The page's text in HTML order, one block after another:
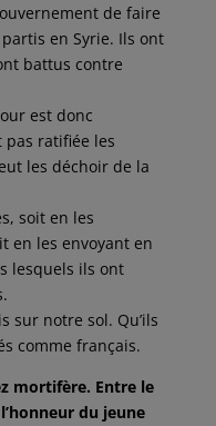
de faire
en Syrie. Ils ont
battus contre
est donc
pas ratifiée les
les déchoir de la
soit en les
en les envoyant en
lesquels ils ont
sur notre sol. Qu’ils
comme français.
mortifère. Entre le
du jeune